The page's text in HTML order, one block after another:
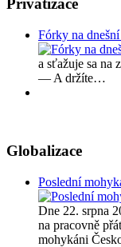
Privatizace
Fórky na dnešní
a sťažuje sa na
— A držíte…
Globalizace
Poslední
Dne 22. srpna
na pracovně
mohykáni